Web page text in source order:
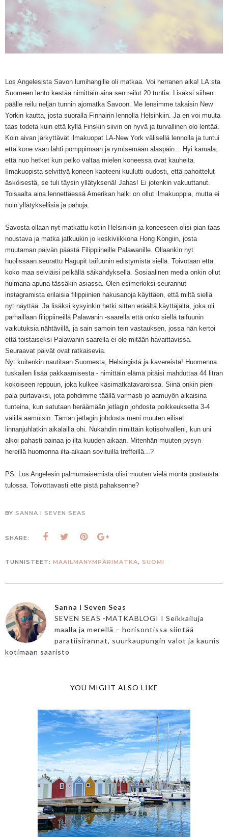
Los Angelesista Savon lumihangille oli matkaa. Voi herranen aika! LA:sta
Suomeen lento kestää nimittäin aina sen reilut 20 tuntia. Lisäksi siihen
päälle reilu neljän tunnin ajomatka Savoon. Me lensimme takaisin New
Yorkin kautta, josta suoralla Finnairin lennolla Helsinkiin. Ja en voi muuta
taas todeta kuin että kyllä Finskin siivin on hyvä ja turvallinen olo lentää.
Koin aivan järkyttävät ilmakuopat LA-New York välisellä lennolla ja tuntui
että kone vaan lähti pomppimaan ja rymisemään alaspäin... Hyi kamala,
että nuo hetket kun pelko valtaa mielen koneessa ovat kauheita.
Ilmakuopista selvittyä koneen kapteeni kuulutti oudosti, että pahoittelut
äsköisestä, se tuli täysin yllätyksenä! Jahas! Ei jotenkin vakuuttanut.
Toisaalta aina lennettäessä Amerikan halki on ollut ilmakuoppia, mutta ei
noin yllätyksellisiä ja pahoja.
Savosta ollaan nyt matkattu kotiin Helsinkiin ja koneeseen olisi pian taas
noustava ja matka jatkuukin jo keskiviikkona Hong Kongiin, josta
muutaman päivän päästä Filippiineille Palawanille. Ollaankin nyt
huolissaan seurattu Hagupit taifuunin edistymistä siellä. Toivotaan että
koko maa selviäisi pelkällä säikähdyksellä. Sosiaalinen media onkin ollut
huimana apuna tässäkin asiassa. Olen esimerkiksi seurannut
instagramista erilaisia filippiinien hakusanoja käyttäen, että miltä siellä
nyt näyttää. Ja lisäksi kysyinkin hetki sitten eräältä käyttäjältä, joka oli
parhaillaan filippiineillä Palawanin -saarella että onko siellä taifuunin
vaikutuksia nähtävillä, ja sain samoin tein vastauksen, jossa hän kertoi
että toistaiseksi Palawanin saarella ei ole mitään havaittavissa.
Seuraavat päivät ovat ratkaisevia.
Nyt kuitenkin nautitaan Suomesta, Helsingistä ja kavereista! Huomenna
tuskailen lisää pakkaamisesta - nimittäin elämä pitäisi mahduttaa 44 litran
kokoiseen reppuun, joka kulkee käsimatkatavaroissa. Siinä onkin pieni
pala purtavaksi, jota pohdimme täällä varmasti jo aamuyön aikaisina
tunteina, kun satutaan heräämään jetlagin johdosta poikkeuksetta 3-4
välillä aamuisin. Tämän jetlagin johdosta meni muuten eiliset
linnanjuhlatkin aikalailla ohi. Nukahdin nimittäin kotisohvalleni, kun uni
alkoi pahasti painaa jo ilta kuuden aikaan. Mitenhän muuten pysyn
hereillä huomenna ilta-aikaan sovituilla treffeillä...?
PS. Los Angelesin palmumaisemista olisi muuten vielä monta postausta
tulossa. Toivottavasti ette pistä pahaksenne?
BY SANNA I SEVEN SEAS
SHARE:
TUNNISTEET: MAAILMANYMPÄRIMATKA, SUOMI
Sanna I Seven Seas
SEVEN SEAS -MATKABLOGI I Seikkailuja
maalla ja merellä – horisontissa siintää
paratiisirannat, suurkaupungin valot ja kaunis
kotimaan saaristo
YOU MIGHT ALSO LIKE